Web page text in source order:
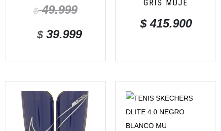
$49.999
$39.999
GRIS MUJE
$415.900